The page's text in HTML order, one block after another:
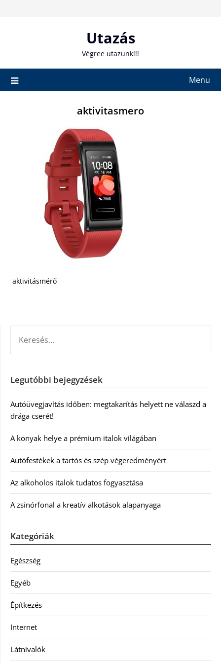
Utazás
Végree utazunk!!!
Menu
aktivitasmero
aktivitásmérő
Legutóbbi bejegyzések
Autóüvegjavítás időben: megtakarítás helyett ne válaszd a
drága cserét!
A konyak helye a prémium italok világában
Autófestékek a tartós és szép végeredményért
Az alkoholos italok tudatos fogyasztása
A zsinórfonal a kreatív alkotások alapanyaga
Kategóriák
Egészség
Egyéb
Építkezés
Internet
Látnivalók